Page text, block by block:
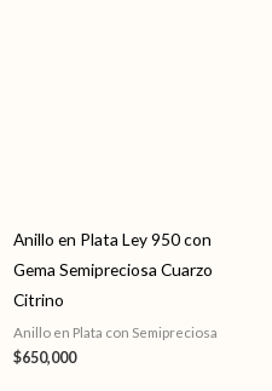
Anillo en Plata Ley 950 con
Gema Semipreciosa Cuarzo
Citrino
Anillo en Plata con Semipreciosa
$650,000